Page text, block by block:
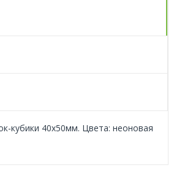
кубики 40х50мм. Цвета: неоновая